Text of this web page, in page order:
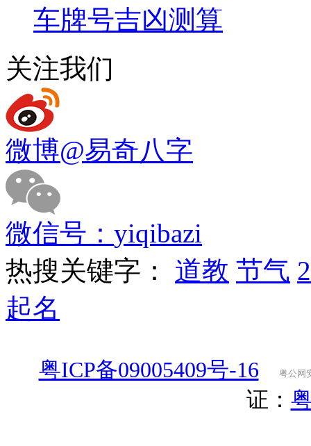
车牌号吉凶测算
关注我们
微博@易奇八字
微信号： yiqibazi
热搜关键字： 道教 节气
起名
粤ICP备09005409号-16 粤公网
证：